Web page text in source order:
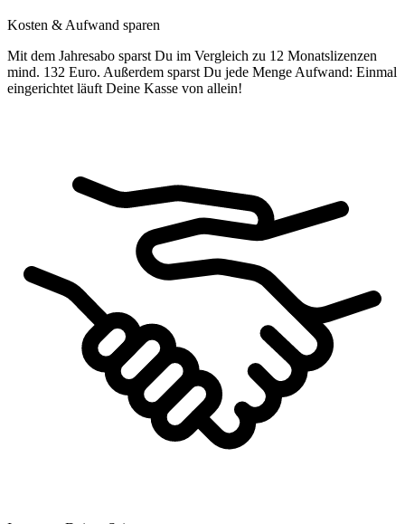
Kosten & Aufwand sparen
Mit dem Jahresabo sparst Du im Vergleich zu 12 Monatslizenzen
mind. 132 Euro. Außerdem sparst Du jede Menge Aufwand: Einmal
eingerichtet läuft Deine Kasse von allein!